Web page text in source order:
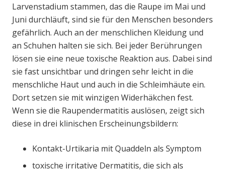
Larvenstadium stammen, das die Raupe im Mai und
Juni durchläuft, sind sie für den Menschen besonders
gefährlich. Auch an der menschlichen Kleidung und
an Schuhen halten sie sich. Bei jeder Berührungen
lösen sie eine neue toxische Reaktion aus. Dabei sind
sie fast unsichtbar und dringen sehr leicht in die
menschliche Haut und auch in die Schleimhäute ein.
Dort setzen sie mit winzigen Widerhäkchen fest.
Wenn sie die Raupendermatitis auslösen, zeigt sich
diese in drei klinischen Erscheinungsbildern:
Kontakt-Urtikaria mit Quaddeln als Symptom
toxische irritative Dermatitis, die sich als